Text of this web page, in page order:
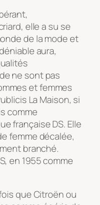
elle a su se
de la mode et
aura,
ne sont pas
et femmes
La Maison, si
comme
française DS. Elle
femme décalée,
branché.
en 1955 comme
que Citroën ou